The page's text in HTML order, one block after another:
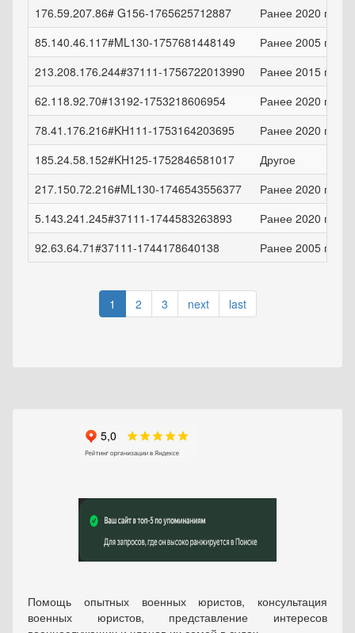
176.59.207.86# G156-1765625712887
Ранее 2020 года
85.140.46.117#ML130-1757681448149
Ранее 2005 года
213.208.176.244#37111-1756722013990
Ранее 2015 года
62.118.92.70#13192-1753218606954
Ранее 2020 года
78.41.176.216#KH111-1753164203695
Ранее 2020 года
185.24.58.152#KH125-1752846581017
Другое
217.150.72.216#ML130-1746543556377
Ранее 2020 года
5.143.241.245#37111-1744583263893
Ранее 2020 года
92.63.64.71#37111-1744178640138
Ранее 2005 года
1 2 3 next last
Помощь опытных военных юристов, консультация
военных юристов, представление интересов